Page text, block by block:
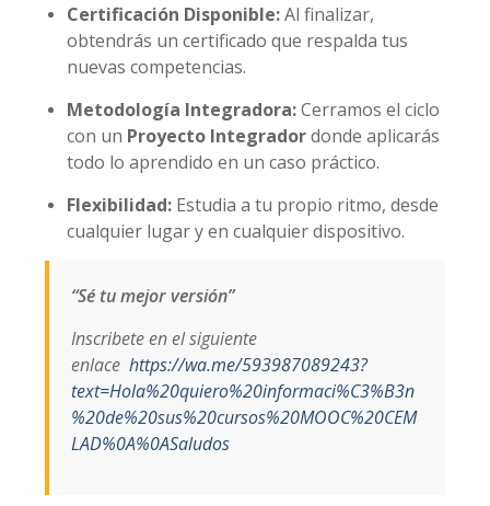
Certificación Disponible:Al finalizar,
obtendrás un certificado que respalda tus
nuevas competencias.
Metodología Integradora:Cerramos el ciclo
con un Proyecto Integradordonde aplicarás
todo lo aprendido en un caso práctico.
Flexibilidad:Estudia a tu propio ritmo, desde
cualquier lugar y en cualquier dispositivo.
“Sé tu mejor versión”
Inscribete en el siguiente
enlace https://wa.me/593987089243?
text=Hola%20quiero%20informaci%C3%B3n
%20de%20sus%20cursos%20MOOC%20CEM
LAD%0A%0ASaludos